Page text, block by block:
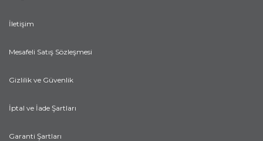
İletişim
Mesafeli Satış Sözleşmesi
Gizlilik ve Güvenlik
İptal ve İade Şartları
Garanti Şartları